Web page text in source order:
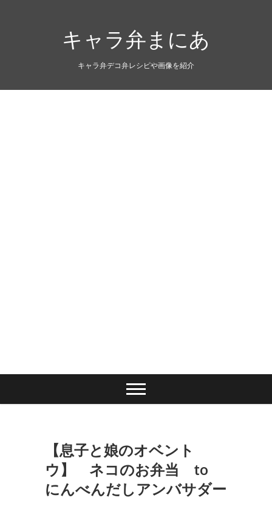
キャラ弁まにあ
キャラ弁デコ弁レシピや画像を紹介
【息子と娘のオベント
ウ】 ネコのお弁当 to
にんべんだしアンバサダー